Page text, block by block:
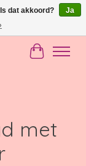
met
dat akkoord?
Ja